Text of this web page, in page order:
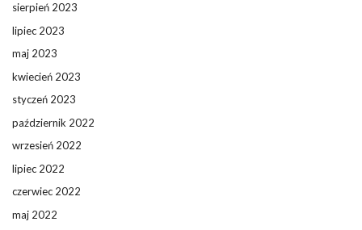
sierpień 2023
lipiec 2023
maj 2023
kwiecień 2023
styczeń 2023
październik 2022
wrzesień 2022
lipiec 2022
czerwiec 2022
maj 2022